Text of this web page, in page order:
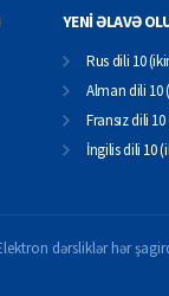
YENİ ƏLAVƏ
Rus dili 10
Alman dili 10
Fransız dili
İngilis dili 10
dərsliklər hər